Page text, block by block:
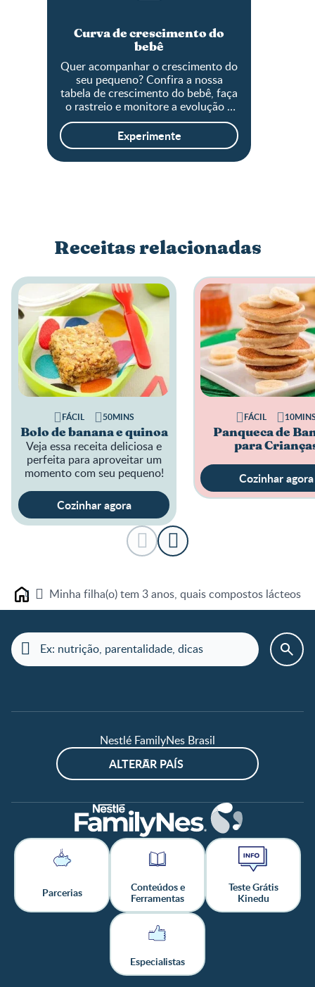
Curva de crescimento do
bebê
Quer acompanhar o crescimento do
seu pequeno? Confira a nossa
tabela de crescimento do bebê, faça
o rastreio e monitore a evolução o
tamanho do baby!
Experimente
Receitas relacionadas
Bolo de banana e quinoa
Veja essa receita deliciosa e
perfeita para aproveitar um
momento com seu pequeno!
FÁCIL 50MINS
Cozinhar agora
Panqueca de
para
FÁCIL
Cozinhar agora
Home Minha filha(o) tem 3 anos, quais compostos lácteos
Nestlé FamilyNes Brasil
ALTERAR PAÍS
Parcerias
Conteúdos e
Ferramentas
Teste Grátis
Kinedu
Especialistas